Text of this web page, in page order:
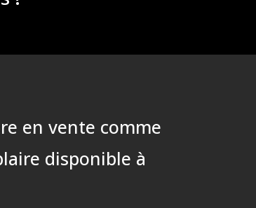
en vente comme
disponible à